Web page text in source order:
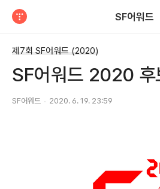
SF어워드
제7회 SF어워드 (2020)
SF어워드 2020 후
SF어워드 2020. 6. 19. 23:59